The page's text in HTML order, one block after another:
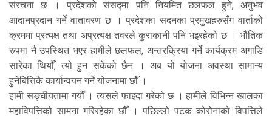
संरचना छ । प्रदेशको संसद्मा पनि नियमित छलफल हुने, अनुभव
आदानप्रदान गर्ने वातावरण छ । प्रदेशका सदनका प्रमुखहरुसँग वार्ताको
क्रममा प्रत्यक्ष तथा अप्रत्यक्ष तवरले कुराकानी पनि भइरहेको छ । भौतिक
रुपमा नै उपस्थित भएर हामीले छलफल, अन्तरक्रिया गर्ने कार्यक्रम अगाडि
सारेका थियौँ, त्यो हुन सकेको छैन । अब यो योजना अवस्था सामान्य
हुनेबित्तिकै कार्यान्वयन गर्ने योजनामा छौँ ।
हामी सङ्घीयतामा गयौँ । त्यसले फाइदा गरेको छ । हामीले विभिन्न खालका
महाविपत्तिको सामना गरिरहेका छौँ । पछिल्लो पटक कोरोनाको विपत्तिले